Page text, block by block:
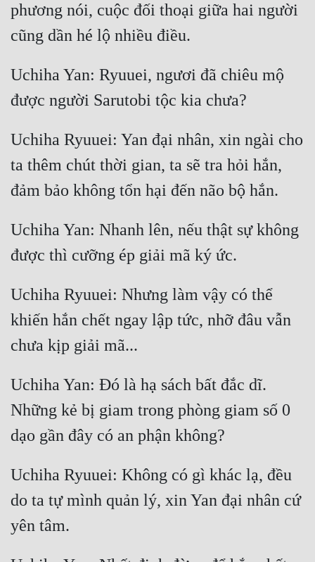
phương nói, cuộc đối thoại giữa hai người
Uchiha Yan: Ryuuei, ngươi đã chiêu mộ
Uchiha Ryuuei: Yan đại nhân, xin ngài cho
ta thêm chút thời gian, ta sẽ tra hỏi hắn,
Uchiha Yan: Nhanh lên, nếu thật sự không
Uchiha Ryuuei: Nhưng làm vậy có thể
khiến hắn chết ngay lập tức, nhỡ đâu vẫn
Uchiha Yan: Đó là hạ sách bất đắc dĩ.
Những kẻ bị giam trong phòng giam số 0
Uchiha Ryuuei: Không có gì khác lạ, đều
do ta tự mình quản lý, xin Yan đại nhân cứ